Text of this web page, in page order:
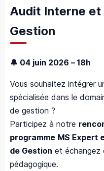
Audit Interne et
Gestion
🔔 04 juin 2026 – 18h
Vous souhaitez intégrer
spécialisée dans le
de gestion ?
Participez à notre
programme MS Expert
de Gestion et échangez
pédagogique.